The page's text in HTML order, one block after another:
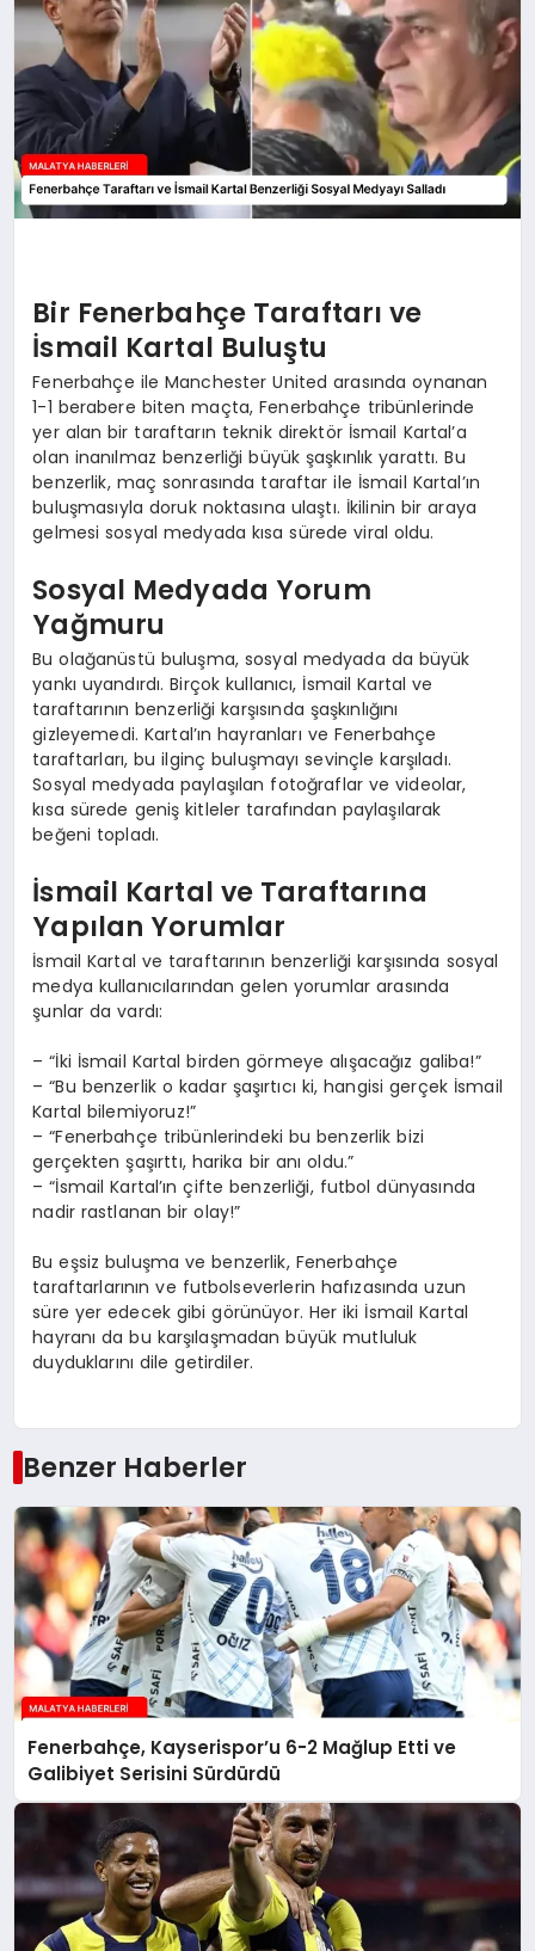
SIYASET
SPOR
TEKNOLOJI
Bir Fenerbahçe Taraftarı ve
İsmail Kartal Buluştu
Fenerbahçe ile Manchester United arasında oynanan
1-1 berabere biten maçta, Fenerbahçe tribünlerinde
yer alan bir taraftarın teknik direktör İsmail Kartal’a
olan inanılmaz benzerliği büyük şaşkınlık yarattı. Bu
benzerlik, maç sonrasında taraftar ile İsmail Kartal’ın
buluşmasıyla doruk noktasına ulaştı. İkilinin bir araya
gelmesi sosyal medyada kısa sürede viral oldu.
Sosyal Medyada Yorum
Yağmuru
Bu olağanüstü buluşma, sosyal medyada da büyük
yankı uyandırdı. Birçok kullanıcı, İsmail Kartal ve
taraftarının benzerliği karşısında şaşkınlığını
gizleyemedi. Kartal’ın hayranları ve Fenerbahçe
taraftarları, bu ilginç buluşmayı sevinçle karşıladı.
Sosyal medyada paylaşılan fotoğraflar ve videolar,
kısa sürede geniş kitleler tarafından paylaşılarak
beğeni topladı.
İsmail Kartal ve Taraftarına
Yapılan Yorumlar
İsmail Kartal ve taraftarının benzerliği karşısında sosyal
medya kullanıcılarından gelen yorumlar arasında
şunlar da vardı:
– “İki İsmail Kartal birden görmeye alışacağız galiba!”
– “Bu benzerlik o kadar şaşırtıcı ki, hangisi gerçek İsmail
Kartal bilemiyoruz!”
– “Fenerbahçe tribünlerindeki bu benzerlik bizi
gerçekten şaşırttı, harika bir anı oldu.”
– “İsmail Kartal’ın çifte benzerliği, futbol dünyasında
nadir rastlanan bir olay!”
Bu eşsiz buluşma ve benzerlik, Fenerbahçe
taraftarlarının ve futbolseverlerin hafızasında uzun
süre yer edecek gibi görünüyor. Her iki İsmail Kartal
hayranı da bu karşılaşmadan büyük mutluluk
duyduklarını dile getirdiler.
Benzer Haberler
Fenerbahçe, Kayserispor’u 6-2 Mağlup Etti ve
Galibiyet Serisini Sürdürdü